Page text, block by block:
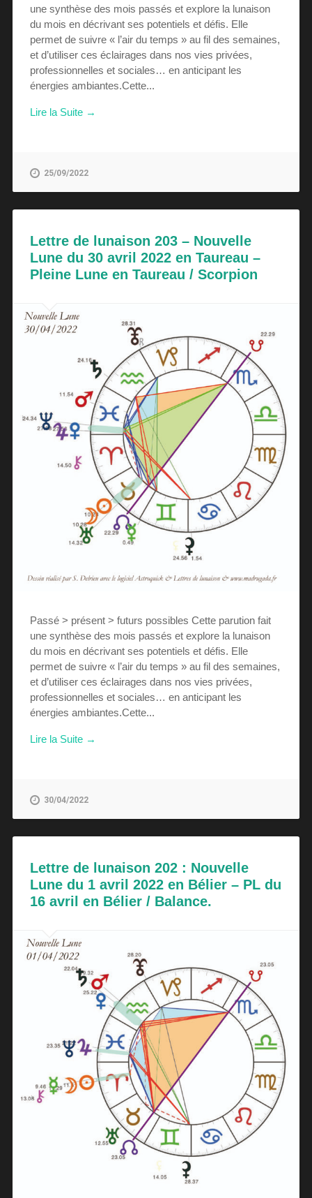
une synthèse des mois passés et explore la lunaison
du mois en décrivant ses potentiels et défis. Elle
permet de suivre « l’air du temps » au fil des semaines,
et d’utiliser ces éclairages dans nos vies privées,
professionnelles et sociales… en anticipant les
énergies ambiantes.Cette...
Lire la Suite →
25/09/2022
Lettre de lunaison 203 – Nouvelle
Lune du 30 avril 2022 en Taureau –
Pleine Lune en Taureau / Scorpion
Passé > présent > futurs possibles Cette parution fait
une synthèse des mois passés et explore la lunaison
du mois en décrivant ses potentiels et défis. Elle
permet de suivre « l’air du temps » au fil des semaines,
et d’utiliser ces éclairages dans nos vies privées,
professionnelles et sociales… en anticipant les
énergies ambiantes.Cette...
Lire la Suite →
30/04/2022
Lettre de lunaison 202 : Nouvelle
Lune du 1 avril 2022 en Bélier – PL du
16 avril en Bélier / Balance.